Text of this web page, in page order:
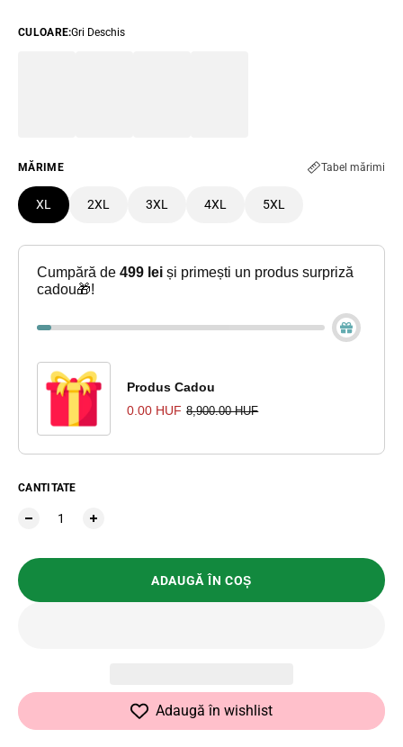
CULOARE:Gri Deschis
MĂRIME Tabel mărimi
XL 2XL 3XL 4XL 5XL
Cumpără de499 lei și primești un produs surpriză
cadou🎁!
Produs Cadou
0.00 HUF 8,900.00 HUF
CANTITATE
ADAUGĂ ÎN COȘ
Adaugă în wishlist